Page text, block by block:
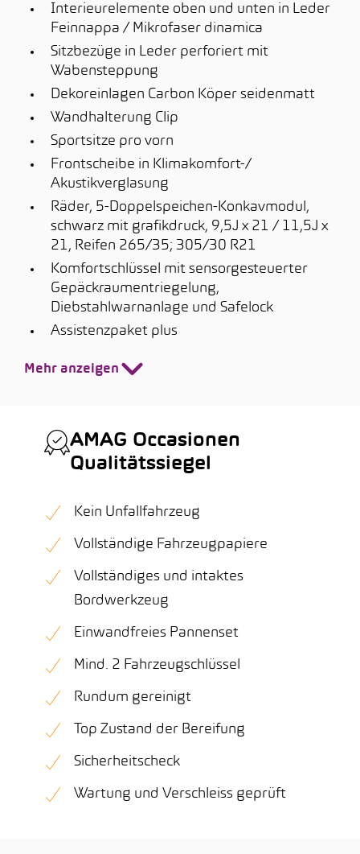
Interieurelemente oben und unten in Leder
Feinnappa / Mikrofaser dinamica
Sitzbezüge in Leder perforiert mit
Wabensteppung
Dekoreinlagen Carbon Köper seidenmatt
Wandhalterung Clip
Sportsitze pro vorn
Frontscheibe in Klimakomfort-/
Akustikverglasung
Räder, 5-Doppelspeichen-Konkavmodul,
schwarz mit grafikdruck, 9,5J x 21 / 11,5J x
21, Reifen 265/35; 305/30 R21
Komfortschlüssel mit sensorgesteuerter
Gepäckraumentriegelung,
Diebstahlwarnanlage und Safelock
Assistenzpaket plus
Mehr anzeigen
AMAG Occasionen
Qualitätssiegel
Kein Unfallfahrzeug
Vollständige Fahrzeugpapiere
Vollständiges und intaktes
Bordwerkzeug
Einwandfreies Pannenset
Mind. 2 Fahrzeugschlüssel
Rundum gereinigt
Top Zustand der Bereifung
Sicherheitscheck
Wartung und Verschleiss geprüft